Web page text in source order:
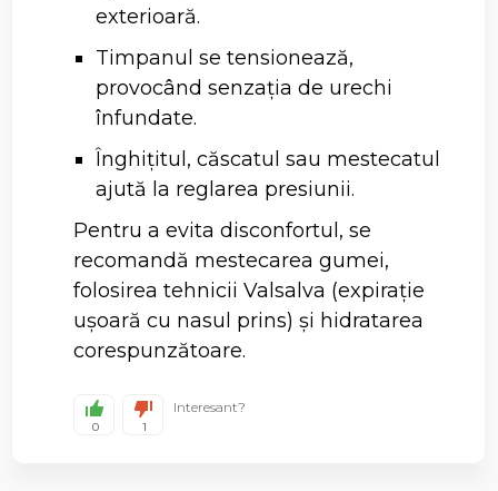
exterioară.
Timpanul se tensionează,
provocând senzația de urechi
înfundate.
Înghițitul, căscatul sau mestecatul
ajută la reglarea presiunii.
Pentru a evita disconfortul, se
recomandă mestecarea gumei,
folosirea tehnicii Valsalva (expirație
ușoară cu nasul prins) și hidratarea
corespunzătoare.
0 1
Interesant?